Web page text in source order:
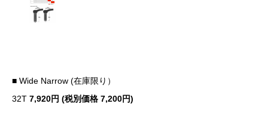
■ Wide Narrow (在庫限り）
32T 7,920円 (税別価格 7,200円)